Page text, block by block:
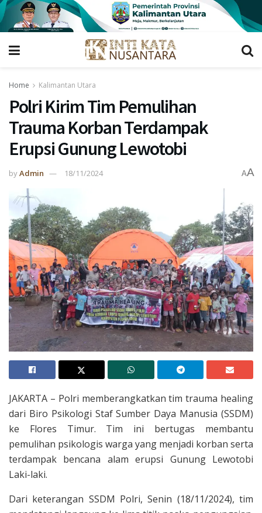
Home Kalimantan Utara
Polri Kirim Tim Pemulihan
Trauma Korban Terdampak
Erupsi Gunung Lewotobi
byAdmin 18/11/2024 AA
JAKARTA – Polri memberangkatkan tim trauma healing
dari Biro Psikologi Staf Sumber Daya Manusia (SSDM)
ke Flores Timur. Tim ini bertugas membantu
pemulihan psikologis warga yang menjadi korban serta
terdampak bencana alam erupsi Gunung Lewotobi
Laki-laki.
Dari keterangan SSDM Polri, Senin (18/11/2024), tim